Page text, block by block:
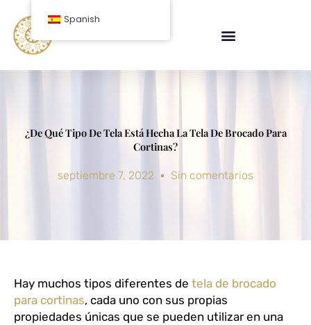
contenido
¿De Qué Tipo De Tela Está Hecha La Tela De Brocado Para
Cortinas?
septiembre 7, 2022 Sin comentarios
Hay muchos tipos diferentes de tela de brocado
para cortinas, cada uno con sus propias
propiedades únicas que se pueden utilizar en una
Spanish